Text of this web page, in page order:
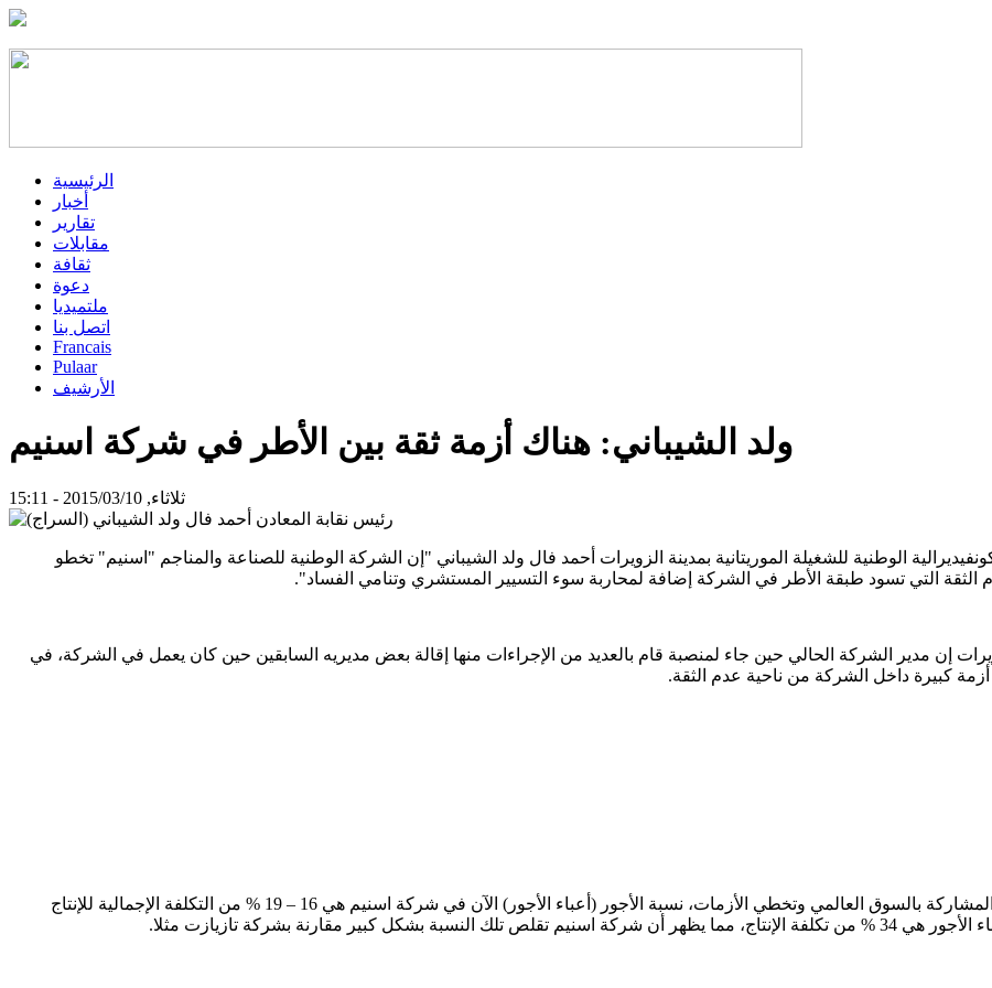
الرئيسية
أخبار
تقارير
مقابلات
ثقافة
دعوة
ملتميديا
اتصل بنا
Francais
Pulaar
الأرشيف
ولد الشيباني: هناك أزمة ثقة بين الأطر في شركة اسنيم
ثلاثاء, 2015/03/10 - 15:11
الوطنية للشغيلة الموريتانية بمدينة الزويرات أحمد فال ولد الشيباني "إن الشركة الوطنية للصناعة والمناجم "اسنيم" تخطو
الثقة التي تسود طبقة الأطر في الشركة إضافة لمحاربة سوء التسيير المستشري وتنامي الفساد".
إن مدير الشركة الحالي حين جاء لمنصبة قام بالعديد من الإجراءات منها إقالة بعض مديريه السابقين حين كان يعمل في الشركة، في
كبيرة داخل الشركة من ناحية عدم الثقة.
ولد الشيباني: زيادة الأجور لن تشكل أي عائق على قدرة الشركة في المشاركة بالسوق العالمي وتخطي الأزمات، نسبة الأجور (أعباء الأجور) الآن في شركة اسنيم هي 16 – 19 % من التكلفة الإجمالية للإنتاج
بشركة تازيازت مثلا.